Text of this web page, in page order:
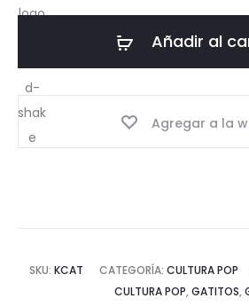
Añadir al
Agregar a la
SKU: KCAT CATEGORÍA: CULTURA POP
CULTURA POP, GATITOS,